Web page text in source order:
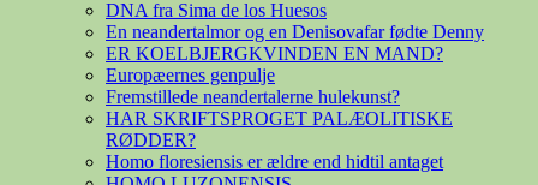
DNA fra Sima de los Huesos
En neandertalmor og en Denisovafar fødte Denny
ER KOELBJERGKVINDEN EN MAND?
Europæernes genpulje
Fremstillede neandertalerne hulekunst?
HAR SKRIFTSPROGET PALÆOLITISKE
RØDDER?
Homo floresiensis er ældre end hidtil antaget